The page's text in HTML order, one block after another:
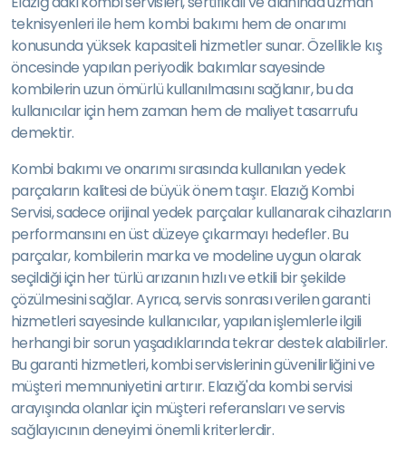
teknisyenleri ile hem kombi bakımı hem de onarımı
konusunda yüksek kapasiteli hizmetler sunar. Özellikle kış
öncesinde yapılan periyodik bakımlar sayesinde
kombilerin uzun ömürlü kullanılmasını sağlanır, bu da
kullanıcılar için hem zaman hem de maliyet tasarrufu
demektir.
Kombi bakımı ve onarımı sırasında kullanılan yedek
parçaların kalitesi de büyük önem taşır. Elazığ Kombi
Servisi, sadece orijinal yedek parçalar kullanarak cihazların
performansını en üst düzeye çıkarmayı hedefler. Bu
parçalar, kombilerin marka ve modeline uygun olarak
seçildiği için her türlü arızanın hızlı ve etkili bir şekilde
çözülmesini sağlar. Ayrıca, servis sonrası verilen garanti
hizmetleri sayesinde kullanıcılar, yapılan işlemlerle ilgili
herhangi bir sorun yaşadıklarında tekrar destek alabilirler.
Bu garanti hizmetleri, kombi servislerinin güvenilirliğini ve
müşteri memnuniyetini artırır. Elazığ'da kombi servisi
arayışında olanlar için müşteri referansları ve servis
sağlayıcının deneyimi önemli kriterlerdir.